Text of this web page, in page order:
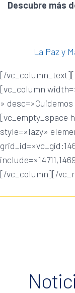
Descubre más
La Paz y
[/
[vc_column
»
[vc_empty_space
style=»lazy»
[/vc_column][/